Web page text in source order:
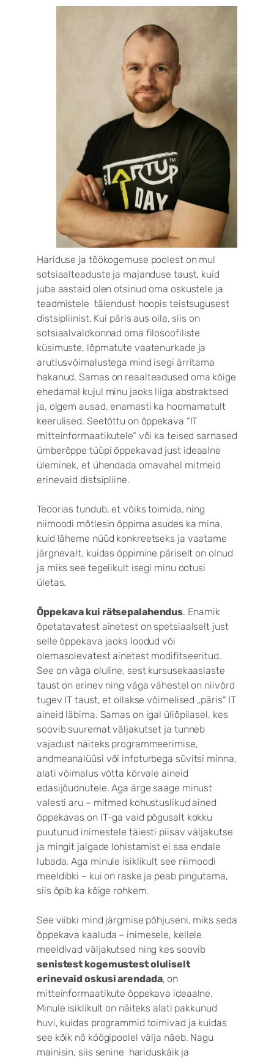
Hariduse ja töökogemuse poolest on mul
sotsiaalteaduste ja majanduse taust, kuid
juba aastaid olen otsinud oma oskustele ja
teadmistele täiendust hoopis teistsugusest
distsipliinist. Kui päris aus olla, siis on
sotsiaalvaldkonnad oma filosoofiliste
küsimuste, lõpmatute vaatenurkade ja
arutlusvõimalustega mind isegi ärritama
hakanud. Samas on reaalteadused oma kõige
ehedamal kujul minu jaoks liiga abstraktsed
ja, olgem ausad, enamasti ka hoomamatult
keerulised. Seetõttu on õppekava “IT
mitteinformaatikutele“ või ka teised sarnased
ümberõppe tüüpi õppekavad just ideaalne
üleminek, et ühendada omavahel mitmeid
erinevaid distsipliine.
Teoorias tundub, et võiks toimida, ning
niimoodi mõtlesin õppima asudes ka mina,
kuid läheme nüüd konkreetseks ja vaatame
järgnevalt, kuidas õppimine päriselt on olnud
ja miks see tegelikult isegi minu ootusi
ületas.
Õppekava kui rätsepalahendus. Enamik
õpetatavatest ainetest on spetsiaalselt just
selle õppekava jaoks loodud või
olemasolevatest ainetest modifitseeritud.
See on väga oluline, sest kursusekaaslaste
taust on erinev ning väga vähestel on niivõrd
tugev IT taust, et ollakse võimelised „päris“ IT
aineid läbima. Samas on igal üliõpilasel, kes
soovib suuremat väljakutset ja tunneb
vajadust näiteks programmeerimise,
andmeanalüüsi või infoturbega süvitsi minna,
alati võimalus võtta kõrvale aineid
edasijõudnutele. Aga ärge saage minust
valesti aru – mitmed kohustuslikud ained
õppekavas on IT-ga vaid põgusalt kokku
puutunud inimestele täiesti piisav väljakutse
ja mingit jalgade lohistamist ei saa endale
lubada. Aga minule isiklikult see niimoodi
meeldibki – kui on raske ja peab pingutama,
siis õpib ka kõige rohkem.
See viibki mind järgmise põhjuseni, miks seda
õppekava kaaluda – inimesele, kellele
meeldivad väljakutsed ning kes soovib
senistest kogemustest oluliselt
erinevaid oskusi arendada, on
mitteinformaatikute õppekava ideaalne.
Minule isiklikult on näiteks alati pakkunud
huvi, kuidas programmid toimivad ja kuidas
see kõik nö köögipoolel välja näeb. Nagu
mainisin, siis senine hariduskäik ja